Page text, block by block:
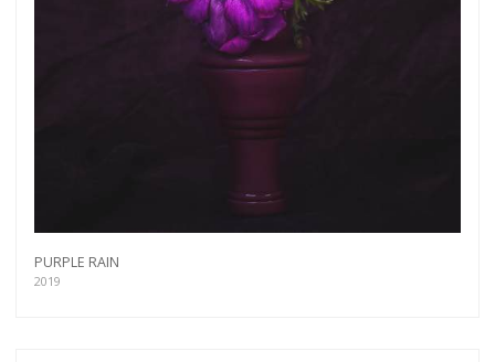
PURPLE RAIN
2019